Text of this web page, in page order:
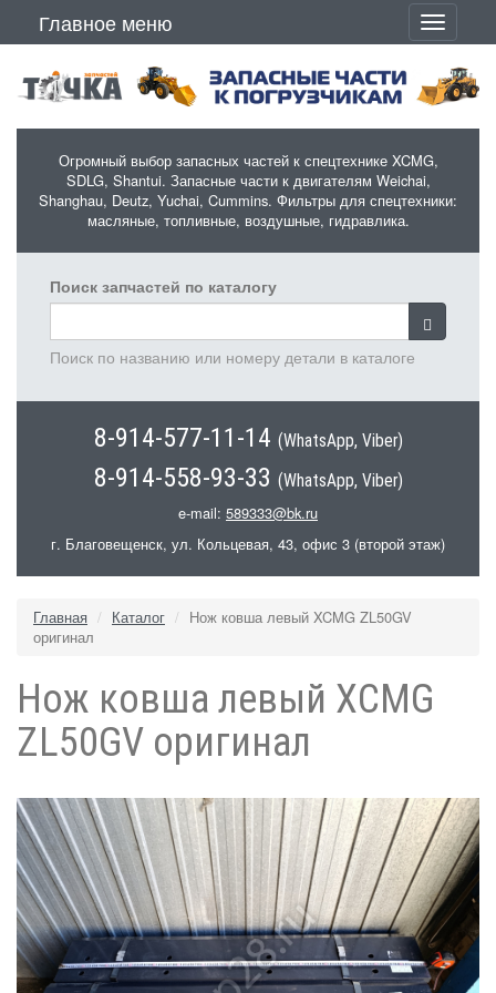
Главное меню
Toggle
Огромный выбор запасных частей к спецтехнике XCMG,
SDLG, Shantui. Запасные части к двигателям Weichai,
Shanghau, Deutz, Yuchai, Cummins. Фильтры для спецтехники:
масляные, топливные, воздушные, гидравлика.
Поиск запчастей по каталогу
Поиск по названию или номеру детали в каталоге
8-914-577-11-14 (WhatsApp, Viber)
8-914-558-93-33 (WhatsApp, Viber)
e-mail: 589333@bk.ru
г. Благовещенск, ул. Кольцевая, 43, офис 3 (второй этаж)
Главная Каталог
Нож ковша левый XCMG ZL50GV
оригинал
Нож ковша левый XCMG
ZL50GV оригинал